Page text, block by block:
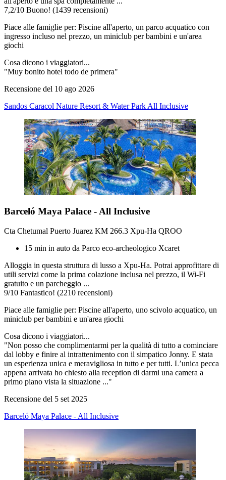
7,2/10 Buono! (1439 recensioni)
Piace alle famiglie per: Piscine all'aperto, un parco acquatico con
ingresso incluso nel prezzo, un miniclub per bambini e un'area
giochi
Cosa dicono i viaggiatori...
"Muy bonito hotel todo de primera"
Recensione del 10 ago 2026
Sandos Caracol Nature Resort & Water Park All Inclusive
Barceló Maya Palace - All Inclusive
Cta Chetumal Puerto Juarez KM 266.3 Xpu-Ha QROO
15 min in auto da Parco eco-archeologico Xcaret
Alloggia in questa struttura di lusso a Xpu-Ha. Potrai approfittare di
utili servizi come la prima colazione inclusa nel prezzo, il Wi-Fi
gratuito e un parcheggio ...
9/10 Fantastico! (2210 recensioni)
Piace alle famiglie per: Piscine all'aperto, uno scivolo acquatico, un
miniclub per bambini e un'area giochi
Cosa dicono i viaggiatori...
"Non posso che complimentarmi per la qualità di tutto a cominciare
dal lobby e finire al intrattenimento con il simpatico Jonny. E stata
un esperienza unica e meravigliosa in tutto e per tutti. L’unica pecca
appena arrivata ho chiesto alla reception di darmi una camera a
primo piano vista la situazione ..."
Recensione del 5 set 2025
Barceló Maya Palace - All Inclusive